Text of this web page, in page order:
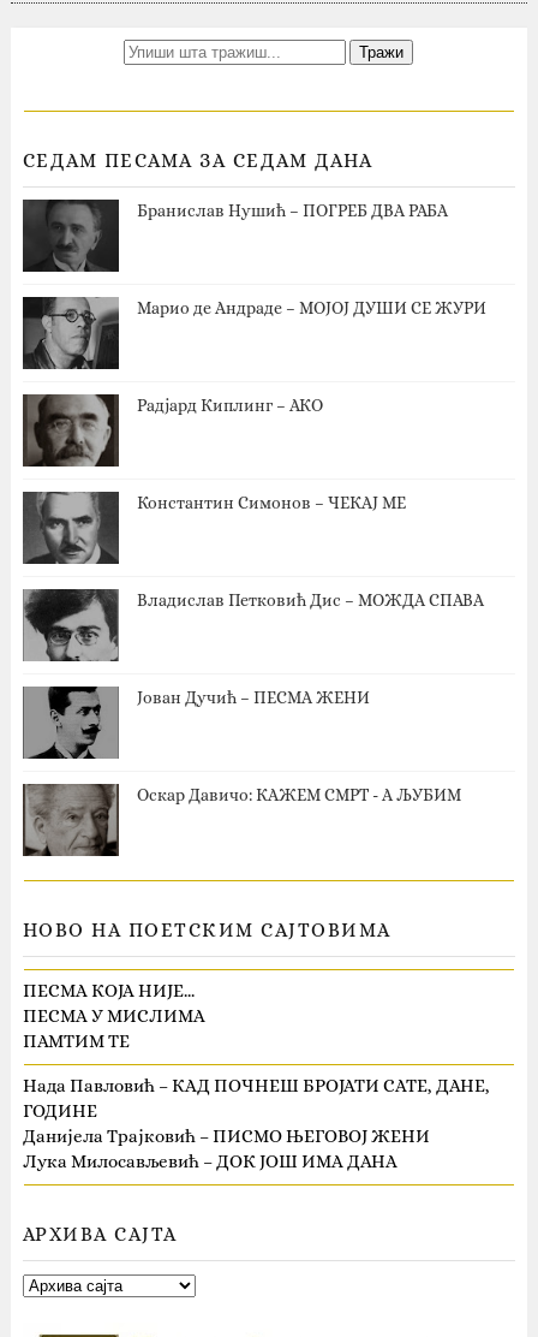
СЕДАМ ПЕСАМА ЗА СЕДАМ ДАНА
Бранислав Нушић – ПОГРЕБ ДВА РАБА
Марио де Андраде – МОЈОЈ ДУШИ СЕ ЖУРИ
Радјард Киплинг – АКО
Константин Симонов – ЧЕКАЈ МЕ
Владислав Петковић Дис – МОЖДА СПАВА
Јован Дучић – ПЕСМА ЖЕНИ
Оскар Давичо‎: КАЖЕМ СМРТ - А ЉУБИМ
НОВО НА ПОЕТСКИМ САЈТОВИМА
ПЕСМА КОЈА НИЈЕ…
ПЕСМА У МИСЛИМА
ПАМТИМ ТЕ
Нада Павловић – КАД ПОЧНЕШ БРОЈАТИ САТЕ, ДАНЕ,
ГОДИНЕ
Данијела Трајковић – ПИСМО ЊЕГОВОЈ ЖЕНИ
Лука Милосављевић – ДОК ЈОШ ИМА ДАНА
АРХИВА САЈТА